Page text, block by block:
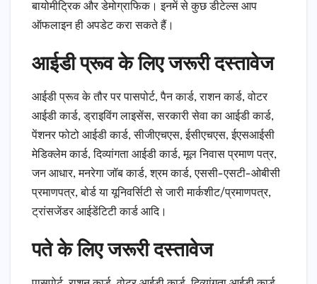
बायोमीट्रिक और डेमोग्राफिक। इनमें से कुछ डीटेल्स आप
ऑफलाइन ही अपडेट करा सकते हैं।
आईडी प्रूव के लिए जरूरी दस्तावेज
आईडी प्रूव के तौर पर पासपोर्ट, पैन कार्ड, राशन कार्ड, वोटर
आईडी कार्ड, ड्राइविंग लाइसेंस, सरकारी सेवा का आईडी कार्ड,
पेंशनर फोटो आईडी कार्ड, सीजीएचएस, ईसीएचएस, ईएसआईसी
मेडिक्लेम कार्ड, दिव्यांगता आईडी कार्ड, मूल निवास प्रमाण पत्र,
जन आधार, मनरेगा जॉब कार्ड, श्रम कार्ड, एससी-एसटी-ओबीसी
प्रमाणपत्र, बोर्ड या यूनिवर्सिटी से जारी मार्कशीट/प्रमाणपत्र,
ट्रांसजेंडर आईडेंटिटी कार्ड आदि।
पते के लिए जरूरी दस्तावेज